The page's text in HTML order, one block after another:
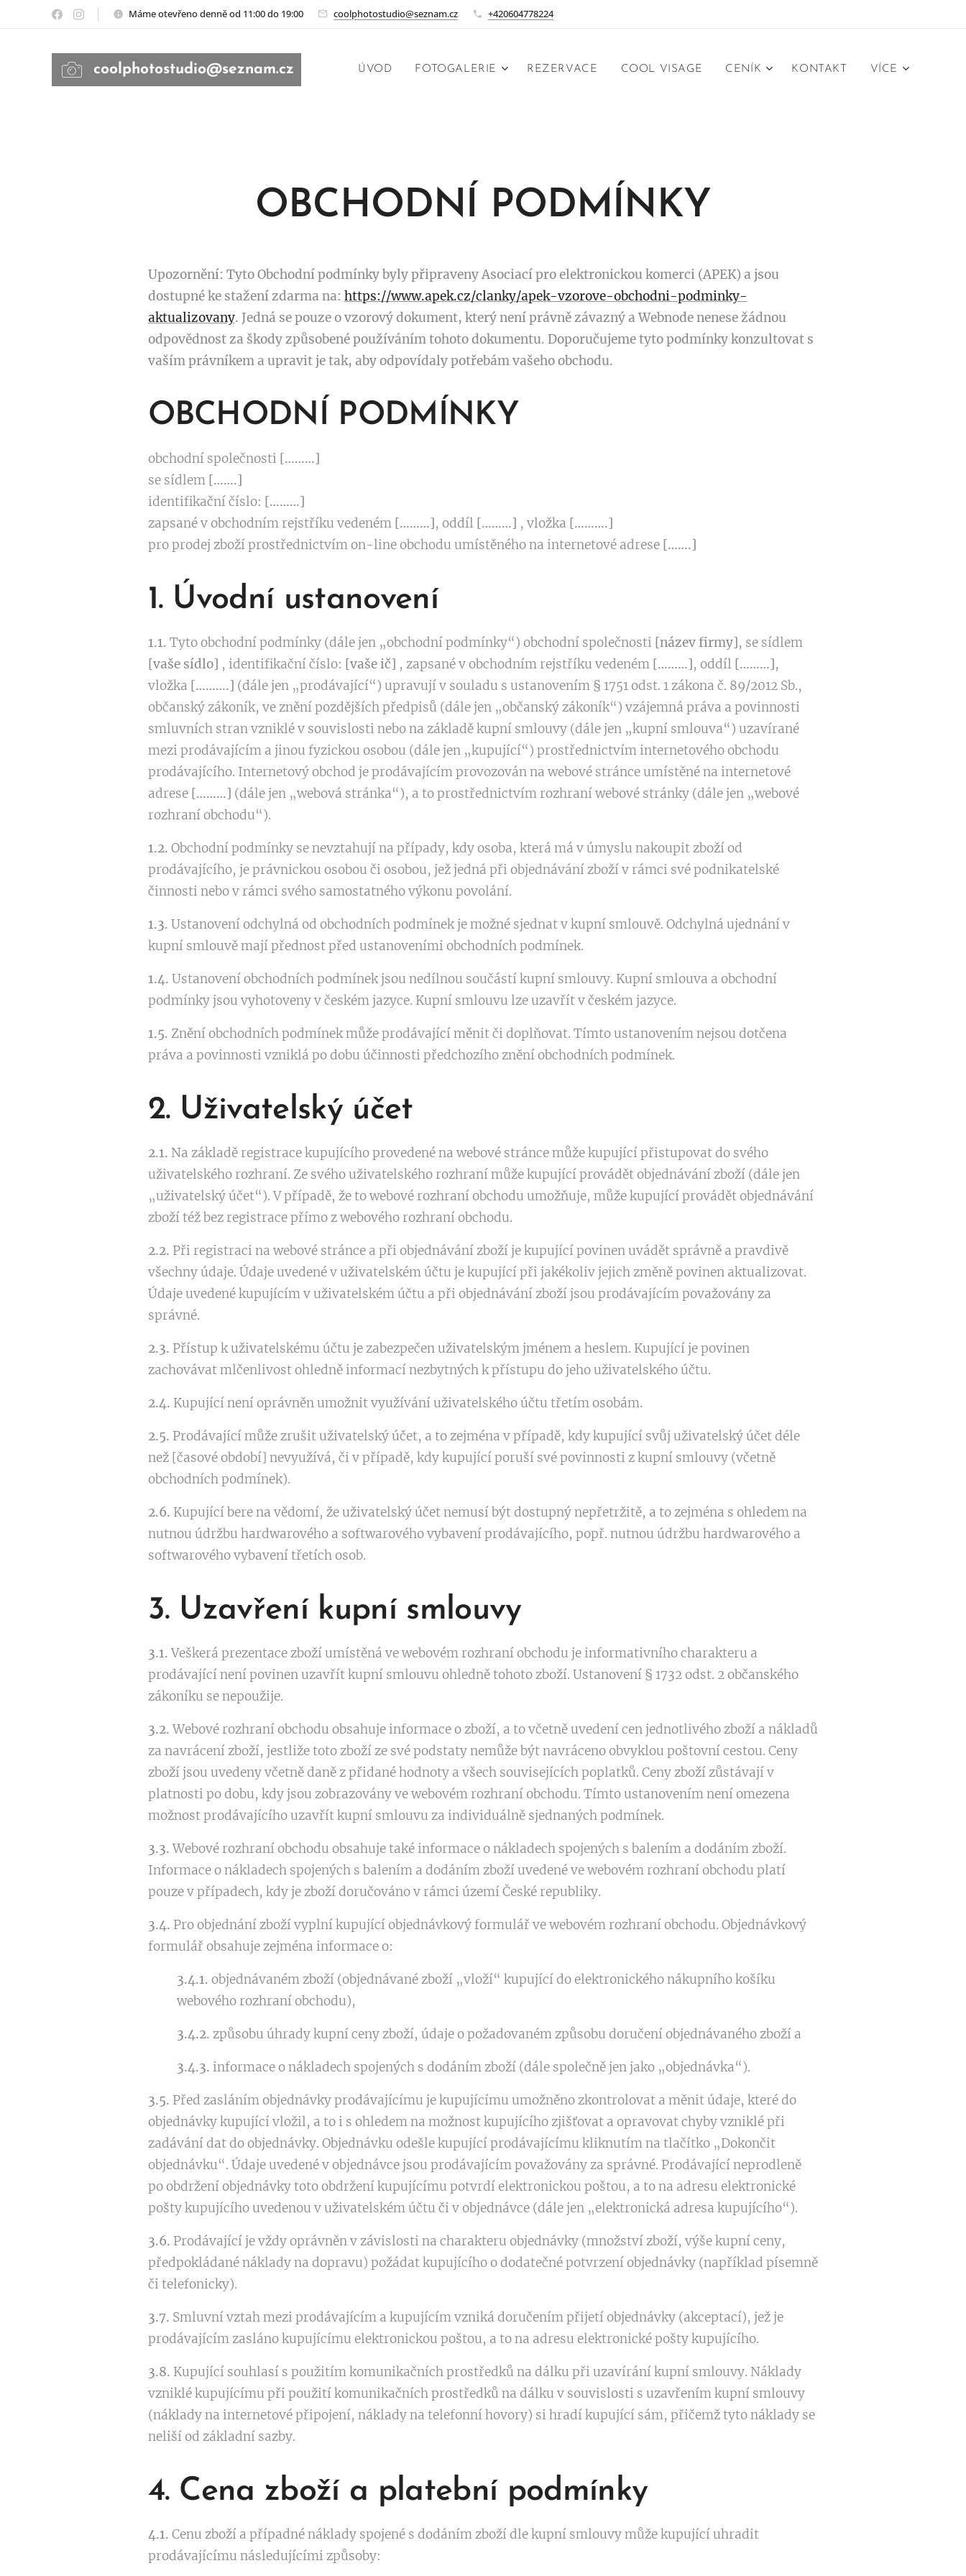
Máme otevřeno denně od 11:00 do 19:00 coolphotostudio@seznam.cz +420604778224
coolphotostudio@seznam.cz ÚVOD FOTOGALERIE REZERVACE COOL VISAGE CENÍK KONTAKT VÍCE
OBCHODNÍ PODMÍNKY
Upozornění: Tyto Obchodní podmínky byly připraveny Asociací pro elektronickou komerci (APEK) a jsou
dostupné ke stažení zdarma na: https://www.apek.cz/clanky/apek-vzorove-obchodni-podminky-
aktualizovany. Jedná se pouze o vzorový dokument, který není právně závazný a Webnode nenese žádnou
odpovědnost za škody způsobené používáním tohoto dokumentu. Doporučujeme tyto podmínky konzultovat s
vaším právníkem a upravit je tak, aby odpovídaly potřebám vašeho obchodu.
OBCHODNÍ PODMÍNKY
obchodní společnosti [………]
se sídlem […….]
identifikační číslo: [………]
zapsané v obchodním rejstříku vedeném [………], oddíl [………] , vložka [……….]
pro prodej zboží prostřednictvím on-line obchodu umístěného na internetové adrese […….]
1. Úvodní ustanovení
1.1. Tyto obchodní podmínky (dále jen „obchodní podmínky“) obchodní společnosti [název firmy], se sídlem
[vaše sídlo] , identifikační číslo: [vaše ič] , zapsané v obchodním rejstříku vedeném[………], oddíl [………],
vložka [……….] (dále jen „prodávající“) upravují v souladu s ustanovením § 1751 odst. 1 zákona č. 89/2012 Sb.,
občanský zákoník, ve znění pozdějších předpisů (dále jen „občanský zákoník“) vzájemná práva a povinnosti
smluvních stran vzniklé v souvislosti nebo na základě kupní smlouvy (dále jen „kupní smlouva“) uzavírané
mezi prodávajícím a jinou fyzickou osobou (dále jen „kupující“) prostřednictvím internetového obchodu
prodávajícího. Internetový obchod je prodávajícím provozován na webové stránce umístěné na internetové
adrese [………] (dále jen „webová stránka“), a to prostřednictvím rozhraní webové stránky (dále jen „webové
rozhraní obchodu“).
1.2. Obchodní podmínky se nevztahují na případy, kdy osoba, která má v úmyslu nakoupit zboží od
prodávajícího, je právnickou osobou či osobou, jež jedná při objednávání zboží v rámci své podnikatelské
činnosti nebo v rámci svého samostatného výkonu povolání.
1.3. Ustanovení odchylná od obchodních podmínek je možné sjednat v kupní smlouvě. Odchylná ujednání v
kupní smlouvě mají přednost před ustanoveními obchodních podmínek.
1.4. Ustanovení obchodních podmínek jsou nedílnou součástí kupní smlouvy. Kupní smlouva a obchodní
podmínky jsou vyhotoveny v českém jazyce. Kupní smlouvu lze uzavřít v českém jazyce.
1.5. Znění obchodních podmínek může prodávající měnit či doplňovat. Tímto ustanovením nejsou dotčena
práva a povinnosti vzniklá po dobu účinnosti předchozího znění obchodních podmínek.
2. Uživatelský účet
2.1. Na základě registrace kupujícího provedené na webové stránce může kupující přistupovat do svého
uživatelského rozhraní. Ze svého uživatelského rozhraní může kupující provádět objednávání zboží (dále jen
„uživatelský účet“). V případě, že to webové rozhraní obchodu umožňuje, může kupující provádět objednávání
zboží též bez registrace přímo z webového rozhraní obchodu.
2.2. Při registraci na webové stránce a při objednávání zboží je kupující povinen uvádět správně a pravdivě
všechny údaje. Údaje uvedené v uživatelském účtu je kupující při jakékoliv jejich změně povinen aktualizovat.
Údaje uvedené kupujícím v uživatelském účtu a při objednávání zboží jsou prodávajícím považovány za
správné.
2.3. Přístup k uživatelskému účtu je zabezpečen uživatelským jménem a heslem. Kupující je povinen
zachovávat mlčenlivost ohledně informací nezbytných k přístupu do jeho uživatelského účtu.
2.4. Kupující není oprávněn umožnit využívání uživatelského účtu třetím osobám.
2.5. Prodávající může zrušit uživatelský účet, a to zejména v případě, kdy kupující svůj uživatelský účet déle
než [časové období] nevyužívá, či v případě, kdy kupující poruší své povinnosti z kupní smlouvy (včetně
obchodních podmínek).
2.6. Kupující bere na vědomí, že uživatelský účet nemusí být dostupný nepřetržitě, a to zejména s ohledem na
nutnou údržbu hardwarového a softwarového vybavení prodávajícího, popř. nutnou údržbu hardwarového a
softwarového vybavení třetích osob.
3. Uzavření kupní smlouvy
3.1.Veškerá prezentace zboží umístěná ve webovém rozhraní obchodu je informativního charakteru a
prodávající není povinen uzavřít kupní smlouvu ohledně tohoto zboží. Ustanovení § 1732 odst. 2 občanského
zákoníku se nepoužije.
3.2.Webové rozhraní obchodu obsahuje informace o zboží, a to včetně uvedení cen jednotlivého zboží a nákladů
za navrácení zboží, jestliže toto zboží ze své podstaty nemůže být navráceno obvyklou poštovní cestou. Ceny
zboží jsou uvedeny včetně daně z přidané hodnoty a všech souvisejících poplatků. Ceny zboží zůstávají v
platnosti po dobu, kdy jsou zobrazovány ve webovém rozhraní obchodu. Tímto ustanovením není omezena
možnost prodávajícího uzavřít kupní smlouvu za individuálně sjednaných podmínek.
3.3.Webové rozhraní obchodu obsahuje také informace o nákladech spojených s balením a dodáním zboží.
Informace o nákladech spojených s balením a dodáním zboží uvedené ve webovém rozhraní obchodu platí
pouze v případech, kdy je zboží doručováno v rámci území České republiky.
3.4. Pro objednání zboží vyplní kupující objednávkový formulář ve webovém rozhraní obchodu. Objednávkový
formulář obsahuje zejména informace o:
3.4.1. objednávaném zboží (objednávané zboží „vloží“ kupující do elektronického nákupního košíku
webového rozhraní obchodu),
3.4.2. způsobu úhrady kupní ceny zboží, údaje o požadovaném způsobu doručení objednávaného zboží a
3.4.3. informace o nákladech spojených s dodáním zboží (dále společně jen jako „objednávka“).
3.5. Před zasláním objednávky prodávajícímu je kupujícímu umožněno zkontrolovat a měnit údaje, které do
objednávky kupující vložil, a to i s ohledem na možnost kupujícího zjišťovat a opravovat chyby vzniklé při
zadávání dat do objednávky. Objednávku odešle kupující prodávajícímu kliknutím na tlačítko „Dokončit
objednávku“. Údaje uvedené v objednávce jsou prodávajícím považovány za správné. Prodávající neprodleně
po obdržení objednávky toto obdržení kupujícímu potvrdí elektronickou poštou, a to na adresu elektronické
pošty kupujícího uvedenou v uživatelském účtu či v objednávce (dále jen „elektronická adresa kupujícího“).
3.6. Prodávající je vždy oprávněn v závislosti na charakteru objednávky (množství zboží, výše kupní ceny,
předpokládané náklady na dopravu) požádat kupujícího o dodatečné potvrzení objednávky (například písemně
či telefonicky).
3.7. Smluvní vztah mezi prodávajícím a kupujícím vzniká doručením přijetí objednávky (akceptací), jež je
prodávajícím zasláno kupujícímu elektronickou poštou, a to na adresu elektronické pošty kupujícího.
3.8. Kupující souhlasí s použitím komunikačních prostředků na dálku při uzavírání kupní smlouvy. Náklady
vzniklé kupujícímu při použití komunikačních prostředků na dálku v souvislosti s uzavřením kupní smlouvy
(náklady na internetové připojení, náklady na telefonní hovory) si hradí kupující sám, přičemž tyto náklady se
neliší od základní sazby.
4. Cena zboží a platební podmínky
4.1. Cenu zboží a případné náklady spojené s dodáním zboží dle kupní smlouvy může kupující uhradit
prodávajícímu následujícími způsoby: